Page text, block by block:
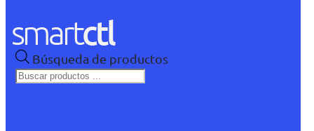
Búsqueda de productos